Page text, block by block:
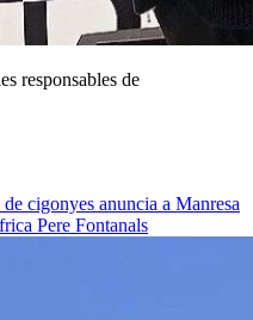
responsables de
cigonyes anuncia a Manresa
Pere Fontanals